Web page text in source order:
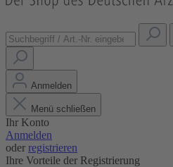
Anmelden
Menü schließen
Ihr Konto
Anmelden
oder registrieren
Ihre Vorteile der Registrierung